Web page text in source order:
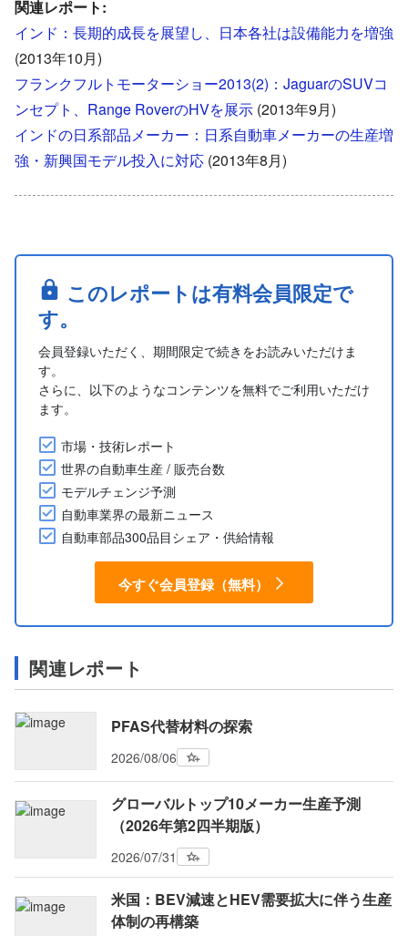
関連レポート:
インド：長期的成長を展望し、日本各社は設備能力を増強
(2013年10月)
フランクフルトモーターショー2013(2)：JaguarのSUVコ
ンセプト、Range RoverのHVを展示 (2013年9月)
インドの日系部品メーカー：日系自動車メーカーの生産増
強・新興国モデル投入に対応 (2013年8月)
このレポートは有料会員限定で
す。
会員登録いただく、期間限定で続きをお読みいただけま
す。
さらに、以下のようなコンテンツを無料でご利用いただけ
ます。
市場・技術レポート
世界の自動車生産 / 販売台数
モデルチェンジ予測
自動車業界の最新ニュース
自動車部品300品目シェア・供給情報
今すぐ会員登録（無料）
関連レポート
PFAS代替材料の探索
2026/08/06
グローバルトップ10メーカー生産予測
（2026年第2四半期版）
2026/07/31
米国：BEV減速とHEV需要拡大に伴う生産
体制の再構築